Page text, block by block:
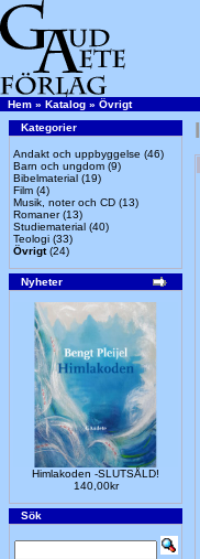
Hem » Katalog » Övrigt
Kategorier
Andakt och uppbyggelse (46)
Barn och ungdom (9)
Bibelmaterial (19)
Film (4)
Musik, noter och CD (13)
Romaner(13)
Studiematerial (40)
Teologi (33)
Övrigt(24)
Nyheter
Himlakoden -SLUTSÅLD!
140,00kr
Sök